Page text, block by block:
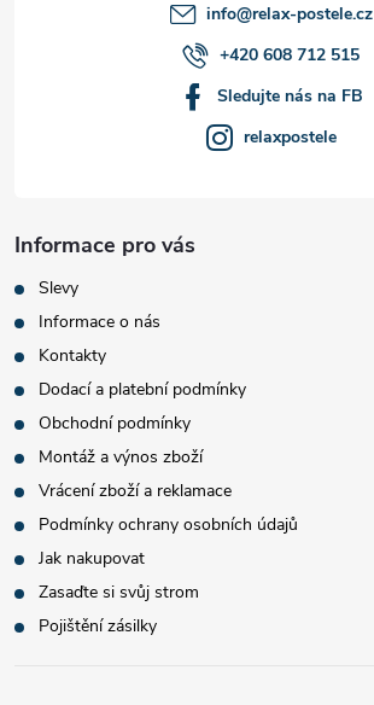
info@relax-postele.cz
+420 608 712 515
Sledujte nás na FB
relaxpostele
Informace pro vás
Slevy
Informace o nás
Kontakty
Dodací a platební podmínky
Obchodní podmínky
Montáž a výnos zboží
Vrácení zboží a reklamace
Podmínky ochrany osobních údajů
Jak nakupovat
Zasaďte si svůj strom
Pojištění zásilky